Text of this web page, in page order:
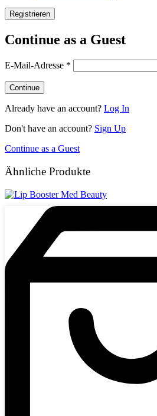
Registrieren
Continue as a Guest
E-Mail-Adresse *
Already have an account? Log In
Don't have an account? Sign Up
Continue as a Guest
Ähnliche Produkte